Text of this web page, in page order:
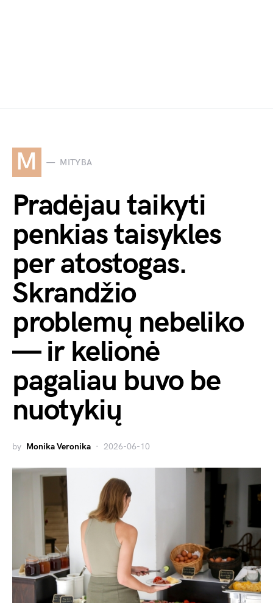
M MITYBA
Pradėjau taikyti
penkias taisykles
per atostogas.
Skrandžio
problemų nebeliko
— ir kelionė
pagaliau buvo be
nuotykių
by Monika Veronika 2026-06-10